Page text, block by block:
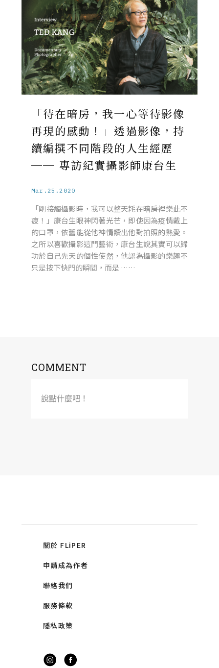
「待在暗房，我一心等待影像
再現的感動！」透過影像，持
續編撰不同階段的人生經歷
── 專訪紀實攝影師康台生
Mar.25.2020
「剛接觸攝影時，我可以整天耗在暗房裡樂此不
疲！」康台生眼神閃著光芒，即使因為疫情戴上
的口罩，依舊能從他神情讀出他對拍照的熱愛。
之所以喜歡攝影這門藝術，康台生說其實可以歸
功於自己先天的個性使然，他認為攝影的樂趣不
只是按下快門的瞬間，而是 ……
COMMENT
說點什麼吧！
關於 FLiPER
申請成為作者
聯絡我們
服務條款
隱私政策